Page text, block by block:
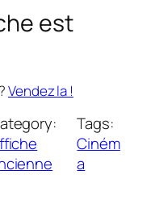
est
Vendez la !
Tags:
Ciném
a